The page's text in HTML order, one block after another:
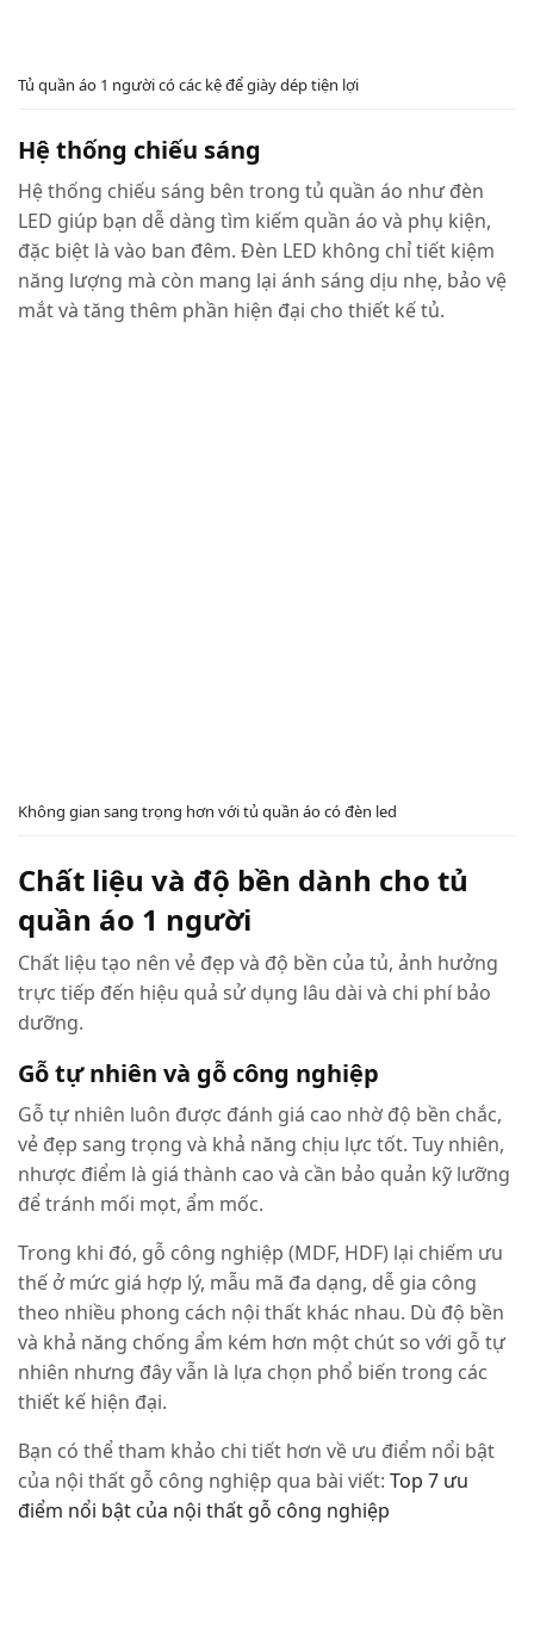
Tủ quần áo 1 người có các kệ để giày dép tiện lợi
Hệ thống chiếu sáng
Hệ thống chiếu sáng bên trong tủ quần áo như đèn
LED giúp bạn dễ dàng tìm kiếm quần áo và phụ kiện,
đặc biệt là vào ban đêm. Đèn LED không chỉ tiết kiệm
năng lượng mà còn mang lại ánh sáng dịu nhẹ, bảo vệ
mắt và tăng thêm phần hiện đại cho thiết kế tủ.
Không gian sang trọng hơn với tủ quần áo có đèn led
Chất liệu và độ bền dành cho tủ
quần áo 1 người
Chất liệu tạo nên vẻ đẹp và độ bền của tủ, ảnh hưởng
trực tiếp đến hiệu quả sử dụng lâu dài và chi phí bảo
dưỡng.
Gỗ tự nhiên và gỗ công nghiệp
Gỗ tự nhiên luôn được đánh giá cao nhờ độ bền chắc,
vẻ đẹp sang trọng và khả năng chịu lực tốt. Tuy nhiên,
nhược điểm là giá thành cao và cần bảo quản kỹ lưỡng
để tránh mối mọt, ẩm mốc.
Trong khi đó, gỗ công nghiệp (MDF, HDF) lại chiếm ưu
thế ở mức giá hợp lý, mẫu mã đa dạng, dễ gia công
theo nhiều phong cách nội thất khác nhau. Dù độ bền
và khả năng chống ẩm kém hơn một chút so với gỗ tự
nhiên nhưng đây vẫn là lựa chọn phổ biến trong các
thiết kế hiện đại.
Bạn có thể tham khảo chi tiết hơn về ưu điểm nổi bật
của nội thất gỗ công nghiệp qua bài viết:Top 7 ưu
điểm nổi bật của nội thất gỗ công nghiệp